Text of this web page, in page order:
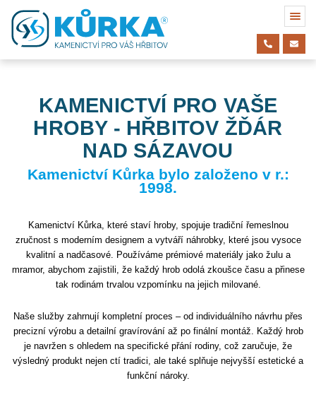
KAMENICTVÍ PRO VAŠE
HROBY - HŘBITOV ŽĎÁR
NAD SÁZAVOU
Kamenictví Kůrka bylo založeno v r.:
1998.
Kamenictví Kůrka, které staví hroby, spojuje tradiční řemeslnou
zručnost s moderním designem a vytváří náhrobky, které jsou vysoce
kvalitní a nadčasové. Používáme prémiové materiály jako žulu a
mramor, abychom zajistili, že každý hrob odolá zkoušce času a přinese
tak rodinám trvalou vzpomínku na jejich milované.
Naše služby zahrnují kompletní proces – od individuálního návrhu přes
precizní výrobu a detailní gravírování až po finální montáž. Každý hrob
je navržen s ohledem na specifické přání rodiny, což zaručuje, že
výsledný produkt nejen ctí tradici, ale také splňuje nejvyšší estetické a
funkční nároky.